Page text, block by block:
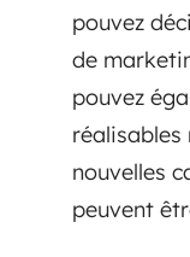
pouvez
de
pouvez
réalisables
nouvelles
peuvent